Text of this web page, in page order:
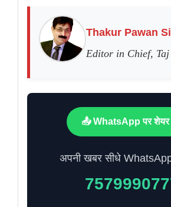
Thakur Pawan
Editor in Chief, Taj
📤 WhatsApp पर
अपनी खबर सीधे